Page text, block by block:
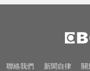
織欽遭檢調
生人迴避
線、時間曝
颱風假怎麼
聯絡我們 新聞自律 關